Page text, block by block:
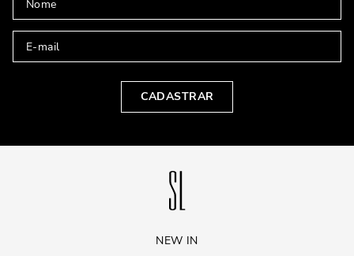
CADASTRAR
NEW IN